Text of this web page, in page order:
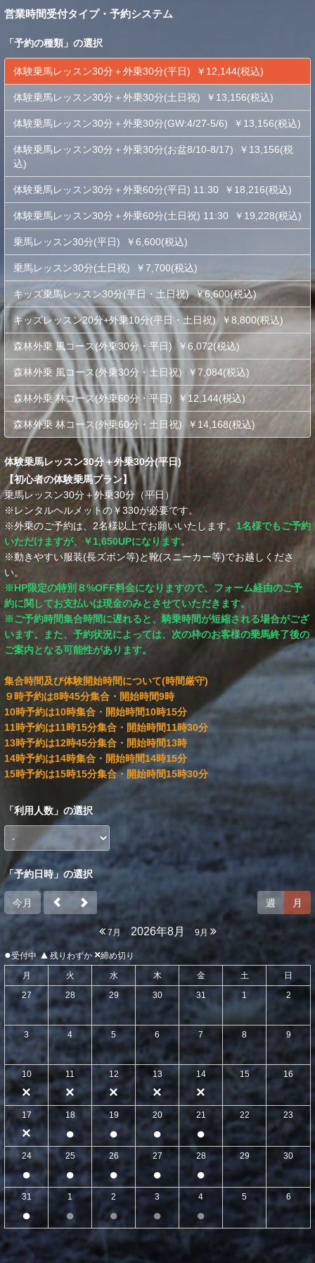
営業時間受付タイプ・予約システム
「 予約の種類 」の選択
体験乗馬レッスン30分＋外乗30分(平日) ￥12,144(税込)
体験乗馬レッスン30分＋外乗30分(土日祝) ￥13,156(税込)
体験乗馬レッスン30分＋外乗30分(GW:4/27-5/6) ￥13,156(税込)
体験乗馬レッスン30分＋外乗30分(お盆8/10-8/17) ￥13,156(税
込)
体験乗馬レッスン30分＋外乗60分(平日) 11:30 ￥18,216(税込)
体験乗馬レッスン30分＋外乗60分(土日祝) 11:30 ￥19,228(税込)
乗馬レッスン30分(平日) ￥6,600(税込)
乗馬レッスン30分(土日祝) ￥7,700(税込)
キッズ乗馬レッスン30分(平日・土日祝) ￥6,600(税込)
キッズレッスン20分+外乗10分(平日・土日祝) ￥8,800(税込)
森林外乗 風コース(外乗30分・平日) ￥6,072(税込)
森林外乗 風コース(外乗30分・土日祝) ￥7,084(税込)
森林外乗 林コース(外乗60分・平日) ￥12,144(税込)
森林外乗 林コース(外乗60分・土日祝) ￥14,168(税込)
体験乗馬レッスン30分＋外乗30分(平日)
【初心者の体験乗馬プラン】
乗馬レッスン30分＋外乗30分（平日）
※レンタルヘルメットの￥330が必要です。
※外乗のご予約は、2名様以上でお願いいたします。 1名様でもご予約
いただけますが、￥1,650UPになります。
※動きやすい服装(長ズボン等)と靴(スニーカー等)でお越しくださ
い。
※HP限定の特別８%OFF料金になりますので、フォーム経由のご予
約に関してお支払いは現金のみとさせていただきます。
※ご予約時間集合時間に遅れると、騎乗時間が短縮される場合がござ
います。また、予約状況によっては、次の枠のお客様の乗馬終了後の
ご案内となる可能性があります。
集合時間及び体験開始時間について(時間厳守)
９時予約は8時45分集合・開始時間9時
10時予約は10時集合・開始時間10時15分
11時予約は11時15分集合・開始時間11時30分
13時予約は12時45分集合・開始時間13時
14時予約は14時集合・開始時間14時15分
15時予約は15時15分集合・開始時間15時30分
「利用人数 」の選択
「予約日時」の選択
今月
7月 2026年8月 9月
週 月
●受付中 ▲残りわずか ×締め切り
月
火 水 木 金 土
日
27
28 29 30 31 1 2
3 4 5 6 7 8 9
10
×
11
×
12
×
13
×
14
×
15 16
17
×
18
●
19
●
20
●
21
●
22 23
24
●
25
●
26
●
27
●
28
●
29 30
31
●
1
●
2
●
3
●
4
●
5 6